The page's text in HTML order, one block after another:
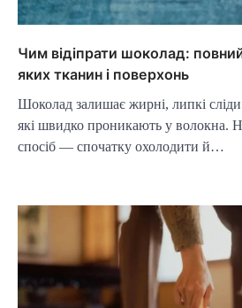
Чим відіпрати шоколад:
яких тканин і поверхонь
Шоколад залишає жирні, липкі
які швидко проникають у волокна.
спосіб — спочатку охолодити й…